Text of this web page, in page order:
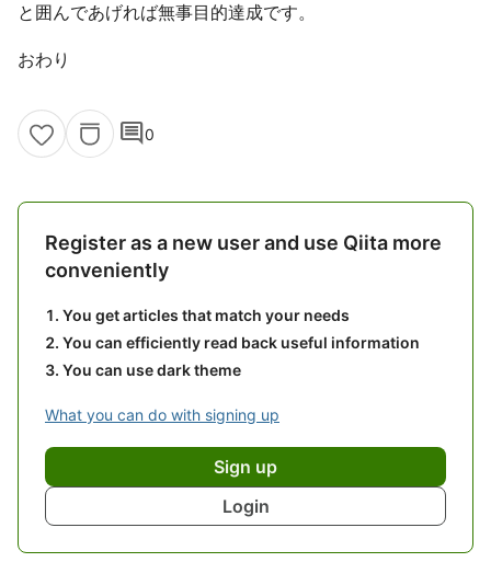
と囲んであげれば無事目的達成です。
おわり
comment0
Register as a new user and use Qiita more
conveniently
You get articles that match your needs
You can efficiently read back useful information
You can use dark theme
What you can do with signing up
Sign up
Login